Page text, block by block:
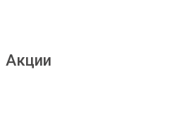
Акции